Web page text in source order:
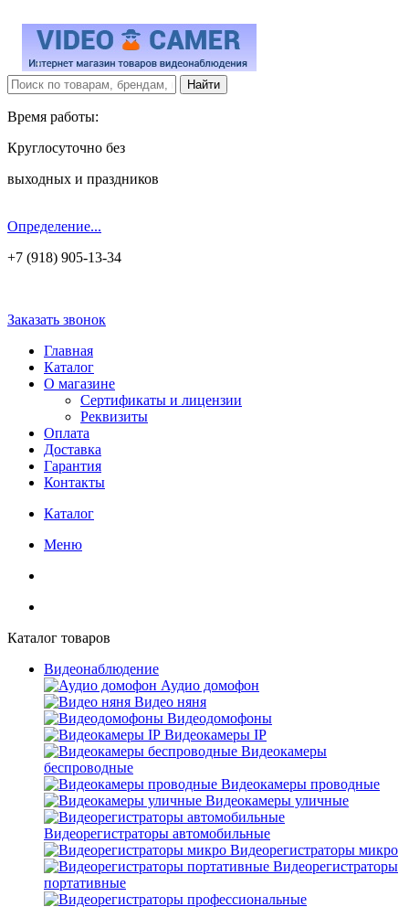
Время работы:
Круглосуточно без
выходных и праздников
Определение...
+7 (918) 905-13-34
Заказать звонок
Главная
Каталог
О магазине
Сертификаты и лицензии
Реквизиты
Оплата
Доставка
Гарантия
Контакты
Каталог
Меню
Каталог товаров
Видеонаблюдение
Аудио домофон
Видео няня
Видеодомофоны
Видеокамеры IP
Видеокамеры
беспроводные
Видеокамеры проводные
Видеокамеры уличные
Видеорегистраторы автомобильные
Видеорегистраторы микро
Видеорегистраторы
портативные